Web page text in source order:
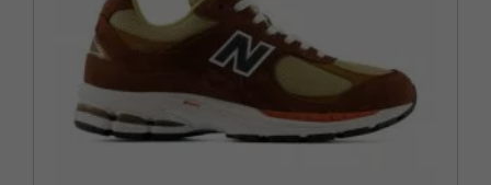
EUR 42 / US 8.5 EUR 42.5 / US 9
EUR 43 / US 9.5 EUR 44 / US 10
EUR 45 / US 11